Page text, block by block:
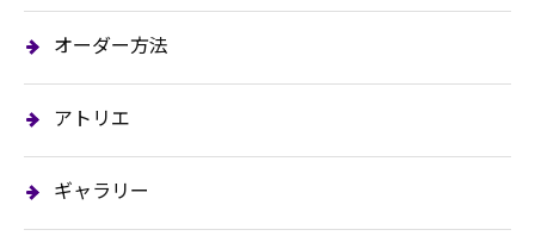
オーダー方法
アトリエ
ギャラリー